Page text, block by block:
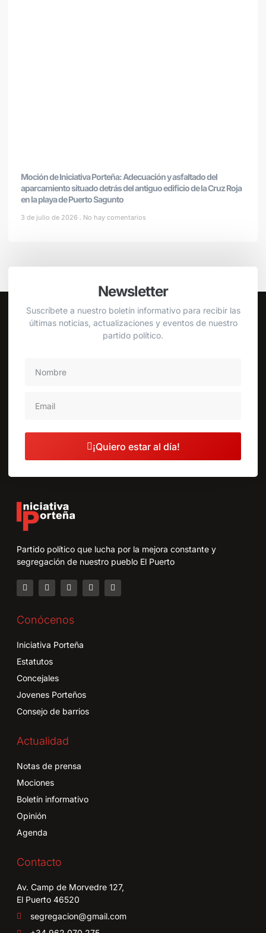
Moción de Iniciativa Porteña: Adecuación y asfaltado del
aparcamiento situado detrás del antiguo edificio de la Cruz Roja
en la playa de Puerto Sagunto
3 de julio de 2026 No hay comentarios
Newsletter
Suscríbete a nuestro boletín informativo para recibir las
últimas noticias, actualizaciones y eventos de nuestro
partido político.
¡Quiero estar al día!
Partido político que lucha por la mejora constante y
segregación de nuestro pueblo El Puerto
Conócenos
Iniciativa Porteña
Estatutos
Concejales
Jovenes Porteños
Consejo de barrios
Actualidad
Notas de prensa
Mociones
Boletín informativo
Opinión
Agenda
Contacto
Av. Camp de Morvedre 127,
El Puerto 46520
segregacion@gmail.com